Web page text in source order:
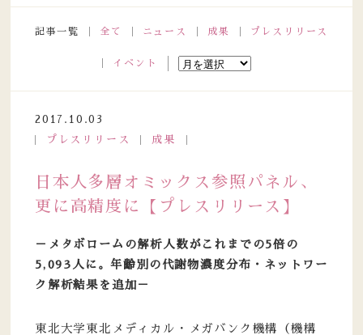
記事一覧 全て ニュース 成果 プレスリリース
イベント
2017.10.03
プレスリリース
成果
日本人多層オミックス参照パネル、
更に高精度に【プレスリリース】
－メタボロームの解析人数がこれまでの5倍の
5,093人に。年齢別の代謝物濃度分布・ネットワー
ク解析結果を追加－
東北大学東北メディカル・メガバンク機構（機構